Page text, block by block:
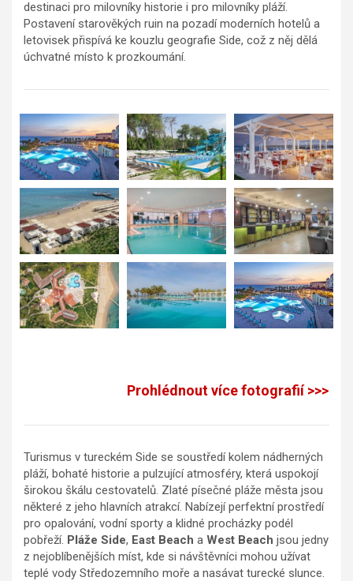
destinaci pro milovníky historie i pro milovníky pláží.
Postavení starověkých ruin na pozadí moderních hotelů a
letovisek přispívá ke kouzlu geografie Side, což z něj dělá
úchvatné místo k prozkoumání.
Prohlédnout více fotografií >>>
Turismus v tureckém Side se soustředí kolem nádherných
pláží, bohaté historie a pulzující atmosféry, která uspokojí
širokou škálu cestovatelů. Zlaté písečné pláže města jsou
některé z jeho hlavních atrakcí. Nabízejí perfektní prostředí
pro opalování, vodní sporty a klidné procházky podél
pobřeží. Pláže Side, East Beach a West Beach jsou jedny
z nejoblíbenějších míst, kde si návštěvníci mohou užívat
teplé vody Středozemního moře a nasávat turecké slunce.